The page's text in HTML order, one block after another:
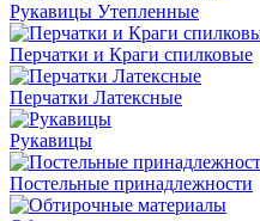
Рукавицы Утепленные
Перчатки и Краги спилковые
Перчатки Латексные
Рукавицы
Постельные принадлежности